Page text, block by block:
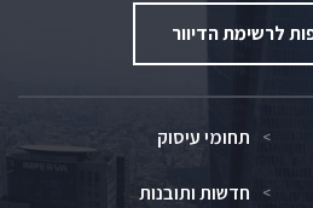
לרשימת הדיוור
תחומי עיסוק
חדשות ותובנות